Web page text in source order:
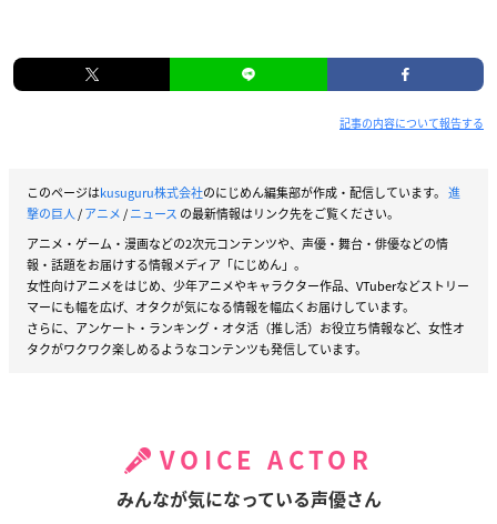
記事の内容について報告する
このページはkusuguru株式会社のにじめん編集部が作成・配信しています。 進
撃の巨人/アニメ/ニュース の最新情報はリンク先をご覧ください。
アニメ・ゲーム・漫画などの2次元コンテンツや、声優・舞台・俳優などの情
報・話題をお届けする情報メディア「にじめん」。
女性向けアニメをはじめ、少年アニメやキャラクター作品、VTuberなどストリー
マーにも幅を広げ、オタクが気になる情報を幅広くお届けしています。
さらに、アンケート・ランキング・オタ活（推し活）お役立ち情報など、女性オ
タクがワクワク楽しめるようなコンテンツも発信しています。
VOICE ACTOR
みんなが気になっている声優さん